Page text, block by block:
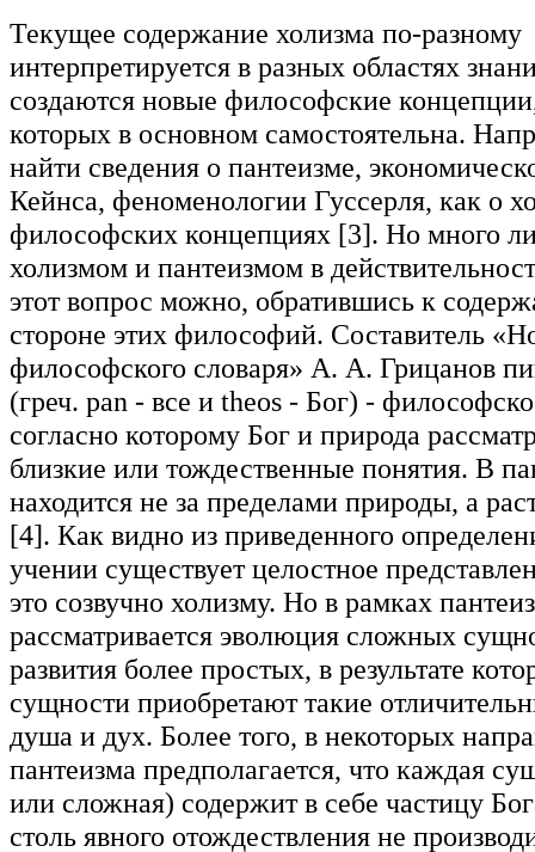
Текущее содержание холизма по-разному
интерпретируется в разных областях
создаются новые философские
которых в основном самостоятельна.
найти сведения о пантеизме,
Кейнса, феноменологии Гуссерля, как о
философских концепциях [3]. Но много
холизмом и пантеизмом в
этот вопрос можно, обратившись к
стороне этих философий. Составитель
философского словаря» А. А. Грицанов
(греч. pan - все и theos - Бог) -
согласно которому Бог и природа
близкие или тождественные понятия. В
находится не за пределами природы, а
[4]. Как видно из приведенного
учении существует целостное
это созвучно холизму. Но в рамках
рассматривается эволюция сложных
развития более простых, в результате
сущности приобретают такие
душа и дух. Более того, в некоторых
пантеизма предполагается, что каждая
или сложная) содержит в себе частицу
столь явного отождествления не